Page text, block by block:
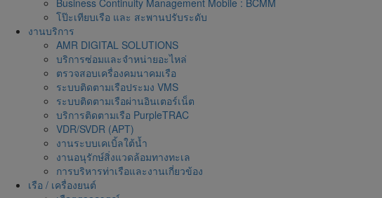
Business Continuity Management Mobile : BCMM
โป๊ะเทียบเรือ และ สะพานปรับระดับ
งานบริการ
AMR DIGITAL SOLUTIONS
บริการซ่อมและจำหน่ายอะไหล่
ตรวจสอบเครื่องคมนาคมเรือ
ระบบติดตามเรือประมง VMS
ระบบติดตามเรือผ่านอินเตอร์เน็ต
บริการติดตามเรือ PurpleTRAC
VDR/SVDR (APT)
งานระบบเคเบิ้ลใต้น้ำ
งานอนุรักษ์สิ่งแวดล้อมทางทะเล
การบริหารท่าเรือและงานเกี่ยวข้อง
เรือ / เครื่องยนต์